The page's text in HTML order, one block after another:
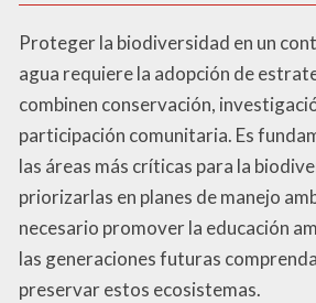
Proteger la biodiversidad en un
agua requiere la adopción de
combinen conservación,
participación comunitaria. Es
las áreas más críticas para la
priorizarlas en planes de manejo
necesario promover la educación
las generaciones futuras
preservar estos ecosistemas.